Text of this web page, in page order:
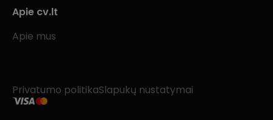
Apie cv.lt
Apie mus
Privatumo politikaSlapukų nustatymai